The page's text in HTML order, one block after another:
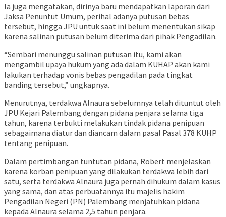
Ia juga mengatakan, dirinya baru mendapatkan laporan dari
Jaksa Penuntut Umum, perihal adanya putusan bebas
tersebut, hingga JPU untuk saat ini belum menentukan sikap
karena salinan putusan belum diterima dari pihak Pengadilan.
“Sembari menunggu salinan putusan itu, kami akan
mengambil upaya hukum yang ada dalam KUHAP akan kami
lakukan terhadap vonis bebas pengadilan pada tingkat
banding tersebut,” ungkapnya.
Menurutnya, terdakwa Alnaura sebelumnya telah dituntut oleh
JPU Kejari Palembang dengan pidana penjara selama tiga
tahun, karena terbukti melakukan tindak pidana penipuan
sebagaimana diatur dan diancam dalam pasal Pasal 378 KUHP
tentang penipuan.
Dalam pertimbangan tuntutan pidana, Robert menjelaskan
karena korban penipuan yang dilakukan terdakwa lebih dari
satu, serta terdakwa Alnaura juga pernah dihukum dalam kasus
yang sama, dan atas perbuatannya itu majelis hakim
Pengadilan Negeri (PN) Palembang menjatuhkan pidana
kepada Alnaura selama 2,5 tahun penjara.